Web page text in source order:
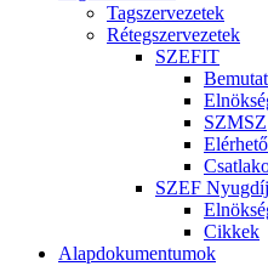
Tagszervezetek
Rétegszervezetek
SZEFIT
SZMSZ
SZEF
Cikkek
Alapdokumentumok